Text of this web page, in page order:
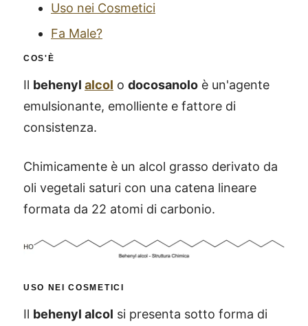
Uso nei Cosmetici
Fa Male?
COS'È
Il behenyl alcol o docosanolo è un'agente
emulsionante, emolliente e fattore di
consistenza.
Chimicamente è un alcol grasso derivato da
oli vegetali saturi con una catena lineare
formata da 22 atomi di carbonio.
USO NEI COSMETICI
Il behenyl alcol si presenta sotto forma di